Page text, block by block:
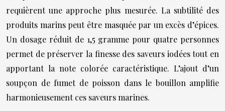
requièrent une approche plus mesurée. La subtilité des
produits marins peut être masquée par un excès d’épices.
Un dosage réduit de 1,5 gramme pour quatre personnes
permet de préserver la finesse des saveurs iodées tout en
apportant la note colorée caractéristique. L’ajout d’un
soupçon de fumet de poisson dans le bouillon amplifie
harmonieusement ces saveurs marines.